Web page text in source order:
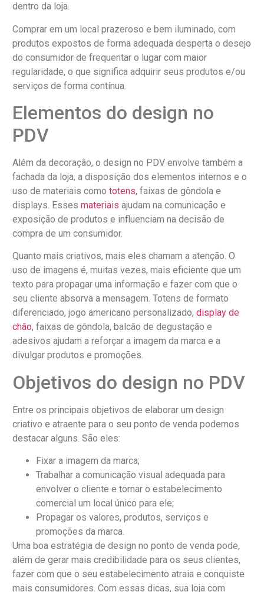
dentro da loja.
Comprar em um local prazeroso e bem iluminado, com
produtos expostos de forma adequada desperta o desejo
do consumidor de frequentar o lugar com maior
regularidade, o que significa adquirir seus produtos e/ou
serviços de forma contínua.
Elementos do design no
PDV
Além da decoração, o design no PDV envolve também a
fachada da loja, a disposição dos elementos internos e o
uso de materiais como totens, faixas de gôndola e
displays. Esses materiais ajudam na comunicação e
exposição de produtos e influenciam na decisão de
compra de um consumidor.
Quanto mais criativos, mais eles chamam a atenção. O
uso de imagens é, muitas vezes, mais eficiente que um
texto para propagar uma informação e fazer com que o
seu cliente absorva a mensagem. Totens de formato
diferenciado, jogo americano personalizado, display de
chão, faixas de gôndola, balcão de degustação e
adesivos ajudam a reforçar a imagem da marca e a
divulgar produtos e promoções.
Objetivos do design no PDV
Entre os principais objetivos de elaborar um design
criativo e atraente para o seu ponto de venda podemos
destacar alguns. São eles:
Fixar a imagem da marca;
Trabalhar a comunicação visual adequada para
envolver o cliente e tornar o estabelecimento
comercial um local único para ele;
Propagar os valores, produtos, serviços e
promoções da marca.
Uma boa estratégia de design no ponto de venda pode,
além de gerar mais credibilidade para os seus clientes,
fazer com que o seu estabelecimento atraia e conquiste
mais consumidores. Com essas dicas, sua loja com